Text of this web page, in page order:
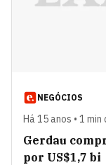
NEGÓCIOS
Há 15 anos • 1
Gerdau
por US$1,7 bi